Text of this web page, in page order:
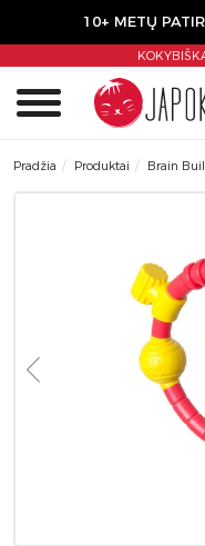
10+ METŲ
Pradžia Produktai Brain